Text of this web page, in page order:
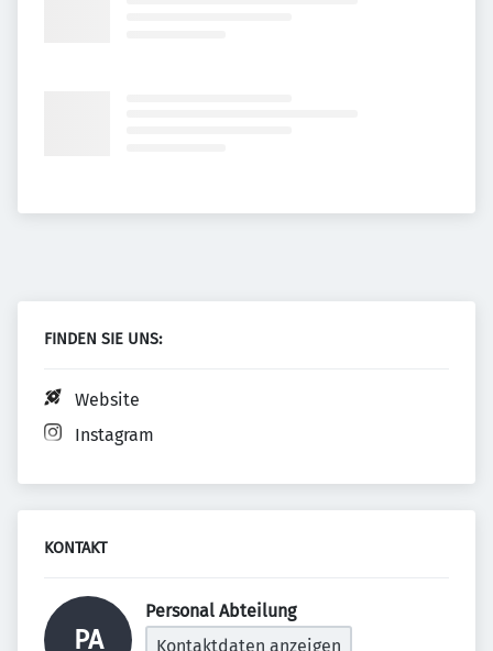
FINDEN SIE UNS:
Website
Instagram
KONTAKT
PA
Personal Abteilung
Kontaktdaten anzeigen